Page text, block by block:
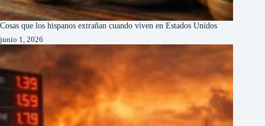
Cosas que los hispanos extrañan cuando viven en Estados Unidos
junio 1, 2026